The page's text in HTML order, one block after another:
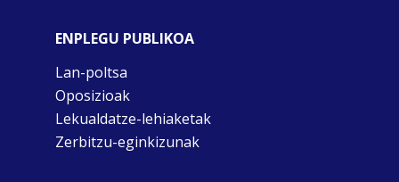
ENPLEGU PUBLIKOA
Lan-poltsa
Oposizioak
Lekualdatze-lehiaketak
Zerbitzu-eginkizunak